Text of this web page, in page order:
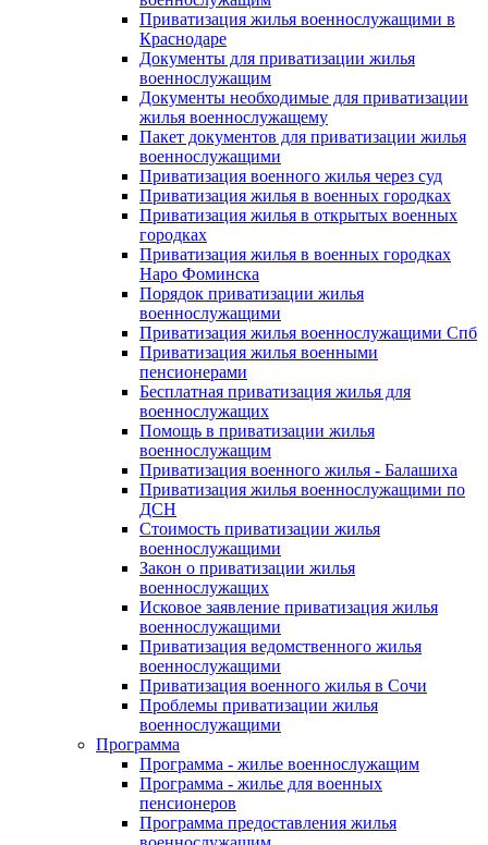
Приватизация жилья военнослужащими в
Краснодаре
Документы для приватизации жилья
военнослужащим
Документы необходимые для приватизации
жилья военнослужащему
Пакет документов для приватизации жилья
военнослужащими
Приватизация военного жилья через суд
Приватизация жилья в военных городках
Приватизация жилья в открытых военных
городках
Приватизация жилья в военных городках
Наро Фоминска
Порядок приватизации жилья
военнослужащими
Приватизация жилья военнослужащими Спб
Приватизация жилья военными
пенсионерами
Бесплатная приватизация жилья для
военнослужащих
Помощь в приватизации жилья
военнослужащим
Приватизация военного жилья - Балашиха
Приватизация жилья военнослужащими по
ДСН
Стоимость приватизации жилья
военнослужащими
Закон о приватизации жилья
военнослужащих
Исковое заявление приватизация жилья
военнослужащими
Приватизация ведомственного жилья
военнослужащими
Приватизация военного жилья в Сочи
Проблемы приватизации жилья
военнослужащими
Программа
Программа - жилье военнослужащим
Программа - жилье для военных
пенсионеров
Программа предоставления жилья